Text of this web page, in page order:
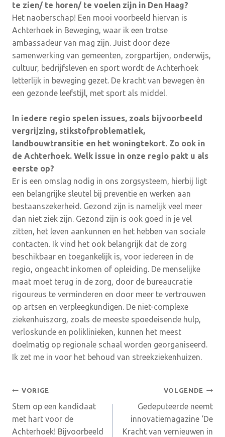
te zien/ te horen/ te voelen zijn in Den Haag?
Het naoberschap! Een mooi voorbeeld hiervan is
Achterhoek in Beweging, waar ik een trotse
ambassadeur van mag zijn. Juist door deze
samenwerking van gemeenten, zorgpartijen, onderwijs,
cultuur, bedrijfsleven en sport wordt de Achterhoek
letterlijk in beweging gezet. De kracht van bewegen èn
een gezonde leefstijl, met sport als middel.
In iedere regio spelen issues, zoals bijvoorbeeld
vergrijzing, stikstofproblematiek,
landbouwtransitie en het woningtekort. Zo ook in
de Achterhoek. Welk issue in onze regio pakt u als
eerste op?
Er is een omslag nodig in ons zorgsysteem, hierbij ligt
een belangrijke sleutel bij preventie en werken aan
bestaanszekerheid. Gezond zijn is namelijk veel meer
dan niet ziek zijn. Gezond zijn is ook goed in je vel
zitten, het leven aankunnen en het hebben van sociale
contacten. Ik vind het ook belangrijk dat de zorg
beschikbaar en toegankelijk is, voor iedereen in de
regio, ongeacht inkomen of opleiding. De menselijke
maat moet terug in de zorg, door de bureaucratie
rigoureus te verminderen en door meer te vertrouwen
op artsen en verpleegkundigen. De niet-complexe
ziekenhuiszorg, zoals de meeste spoedeisende hulp,
verloskunde en poliklinieken, kunnen het meest
doelmatig op regionale schaal worden georganiseerd.
Ik zet me in voor het behoud van streekziekenhuizen.
Bericht
navigatie
VORIGE
Stem op een kandidaat
met hart voor de
Achterhoek! Bijvoorbeeld
VOLGENDE
Gedeputeerde neemt
innovatiemagazine ‘De
Kracht van vernieuwen in